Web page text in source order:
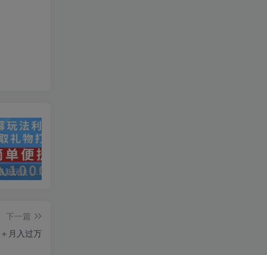
抖音弹幕最新玩法，利用粉丝好奇心赚取礼物打赏，轻松日入1000+
下一篇
月入过万